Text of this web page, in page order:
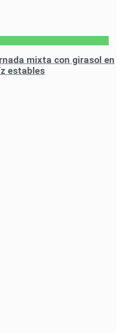
mixta con girasol en
estables